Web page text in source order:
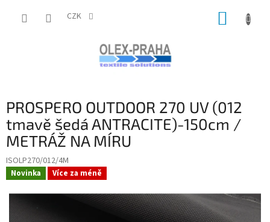
CZK
PROSPERO OUTDOOR 270 UV (012
tmavě šedá ANTRACITE)-150cm /
METRÁŽ NA MÍRU
ISOLP270/012/4M
Novinka Více za méně